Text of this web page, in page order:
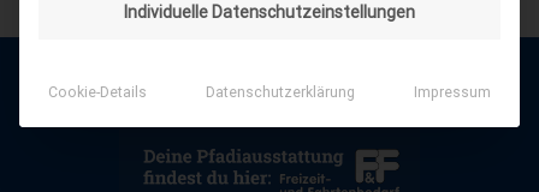
Individuelle Datenschutzeinstellungen
Cookie-Details Datenschutzerklärung Impressum